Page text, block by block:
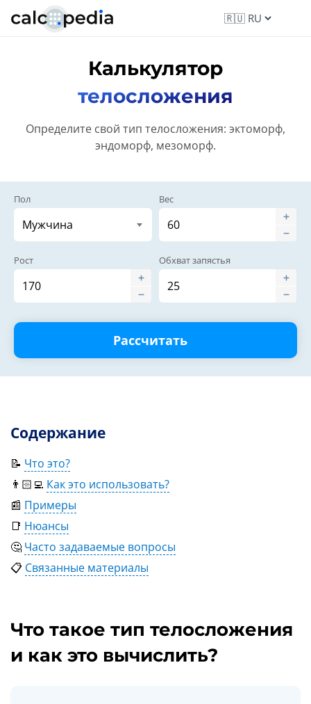
Калькулятор
телосложения
Определите свой тип телосложения: эктоморф,
эндоморф, мезоморф.
Пол Вес
Рост Обхват запястья
Рассчитать
Содержание
📝 Что это?
👨🏻‍💻 Как это использовать?
📰 Примеры
📑 Нюансы
🤔 Часто задаваемые вопросы
📋 Связанные материалы
Что такое тип телосложения
и как это вычислить?